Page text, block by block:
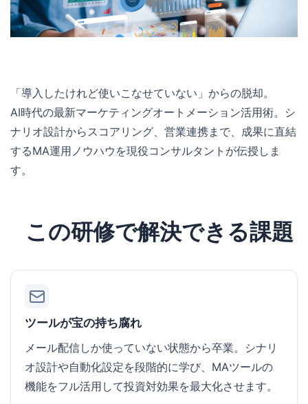
「導入したけれど使いこなせていない」からの脱却。
AI時代の最新マーケティングオートメーション活用術。シ
ナリオ設計からスコアリング、営業連携まで、成果に直結
するMA運用ノウハウを現役コンサルタントが伝授しま
す。
この研修で解決できる課題
ツールが宝の持ち腐れ
メール配信しか使っていない状態から卒業。シナリ
オ設計や自動化設定を段階的に学び、MAツールの
機能をフル活用して投資対効果を最大化させます。